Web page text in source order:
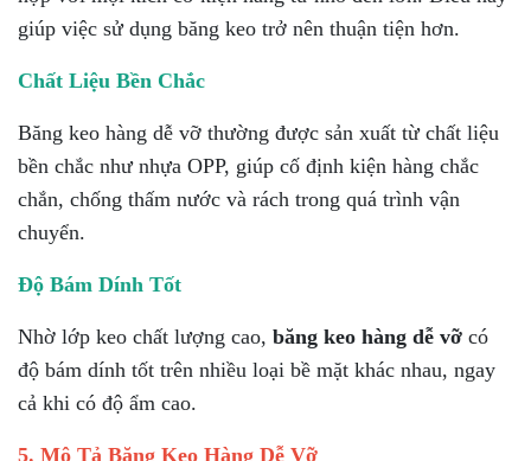
giúp việc sử dụng băng keo trở nên thuận tiện hơn.
Chất Liệu Bền Chắc
Băng keo hàng dễ vỡ thường được sản xuất từ chất liệu
bền chắc như nhựa OPP, giúp cố định kiện hàng chắc
chắn, chống thấm nước và rách trong quá trình vận
chuyển.
Độ Bám Dính Tốt
Nhờ lớp keo chất lượng cao, băng keo hàng dễ vỡ có
độ bám dính tốt trên nhiều loại bề mặt khác nhau, ngay
cả khi có độ ẩm cao.
5. Mô Tả Băng Keo Hàng Dễ Vỡ